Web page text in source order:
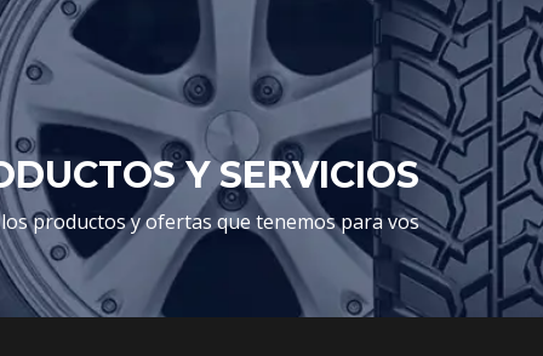
Y SERVICIOS
productos y ofertas que tenemos para vos